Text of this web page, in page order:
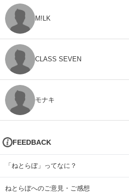
M!LK
CLASS SEVEN
モナキ
FEEDBACK
「ねとらぼ」ってなに？
ねとらぼへのご意見・ご感想